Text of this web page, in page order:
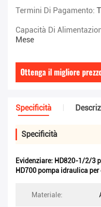
Termini Di Pagamento:
Capacità Di
Mese
Ottenga il migliore
Specificità
Specificità
Evidenziare: HD820-1/2/3
HD700 pompa idraulica
Materiale: